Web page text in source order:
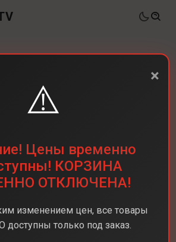
×
⚠️
Цены временно
КОРЗИНА
ОТКЛЮЧЕНА!
изменением цен, все товары
только под заказ.